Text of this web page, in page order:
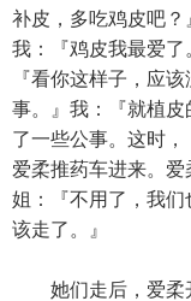
补皮，多吃鸡皮吧？
我：『鸡皮我最爱了
『看你这样子，应该
事。』我：『就植
了一些公事。这时，
爱柔推药车进来。
姐：『不用了，我们
该走了。』
她们走后，爱柔